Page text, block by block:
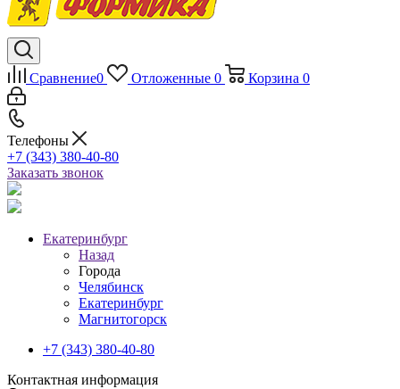
Сравнение0 Отложенные 0 Корзина 0
Телефоны
+7 (343) 380-40-80
Заказать звонок
Екатеринбург
Назад
Города
Челябинск
Екатеринбург
Магнитогорск
+7 (343) 380-40-80
Контактная информация